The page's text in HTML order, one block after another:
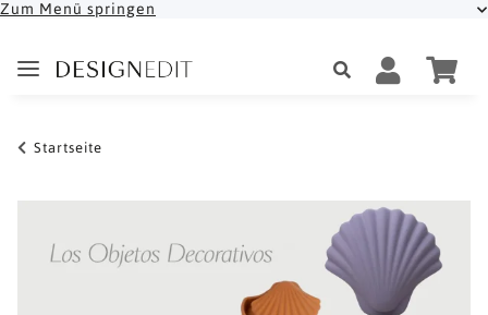
Zum Menü springen
Startseite